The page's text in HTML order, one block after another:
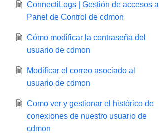
ConnectiLogs | Gestión de accesos al
Panel de Control de cdmon
Cómo modificar la contraseña del
usuario de cdmon
Modificar el correo asociado al
usuario de cdmon
Como ver y gestionar el histórico de
conexiones de nuestro usuario de
cdmon